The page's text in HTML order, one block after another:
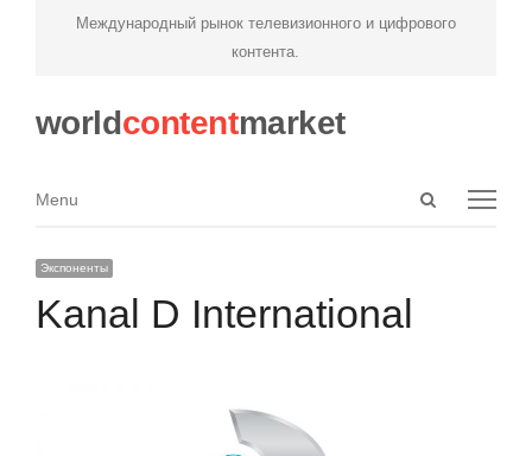
Международный рынок телевизионного и цифрового
контента.
worldcontentmarket
Open
Menu
Menu
Экспоненты
Kanal D International